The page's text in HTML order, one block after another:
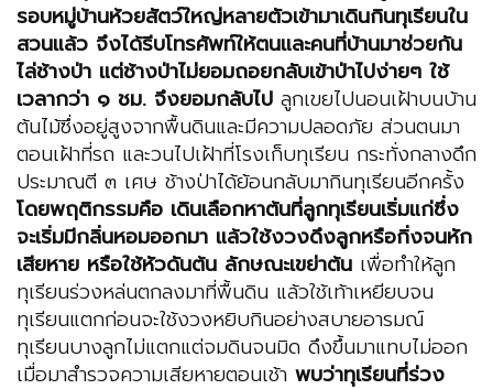
รอบหมู่บ้านห้วยสัตว์ใหญ่หลายตัวเข้ามาเดินกินทุเรียนใน
สวนแล้ว จึงได้รีบโทรศัพท์ให้ตนและคนที่บ้านมาช่วยกัน
ไล่ช้างป่า แต่ช้างป่าไม่ยอมถอยกลับเข้าป่าไปง่ายๆ ใช้
เวลากว่า ๑ ชม. จึงยอมกลับไป ลูกเขยไปนอนเฝ้าบนบ้าน
ต้นไม้ซึ่งอยู่สูงจากพื้นดินและมีความปลอดภัย ส่วนตนมา
ตอนเฝ้าที่รถ และวนไปเฝ้าที่โรงเก็บทุเรียน กระทั่งกลางดึก
ประมาณตี ๓ เศษ ช้างป่าได้ย้อนกลับมากินทุเรียนอีกครั้ง
โดยพฤติกรรมคือ เดินเลือกหาต้นที่ลูกทุเรียนเริ่มแก่ซึ่ง
จะเริ่มมีกลิ่นหอมออกมา แล้วใช้งวงดึงลูกหรือกิ่งจนหัก
เสียหาย หรือใช้หัวดันต้น ลักษณะเขย่าต้น เพื่อทำให้ลูก
ทุเรียนร่วงหล่นตกลงมาที่พื้นดิน แล้วใช้เท้าเหยียบจน
ทุเรียนแตกก่อนจะใช้งวงหยิบกินอย่างสบายอารมณ์
ทุเรียนบางลูกไม่แตกแต่จมดินจนมิด ดึงขึ้นมาแทบไม่ออก
เมื่อมาสำรวจความเสียหายตอนเช้า พบว่าทุเรียนที่ร่วง